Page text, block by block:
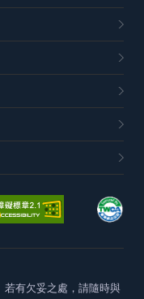
若有欠妥之處，請隨時與